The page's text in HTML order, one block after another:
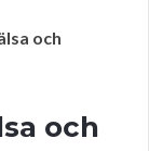
och
och